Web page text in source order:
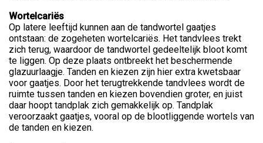
Wortelcariës
Op latere leeftijd kunnen aan de tandwortel gaatjes
ontstaan: de zogeheten wortelcariës. Het tandvlees trekt
zich terug, waardoor de tandwortel gedeeltelijk bloot komt
te liggen. Op deze plaats ontbreekt het beschermende
glazuurlaagje. Tanden en kiezen zijn hier extra kwetsbaar
voor gaatjes. Door het terugtrekkende tandvlees wordt de
ruimte tussen tanden en kiezen bovendien groter, en juist
daar hoopt tandplak zich gemakkelijk op. Tandplak
veroorzaakt gaatjes, vooral op de blootliggende wortels van
de tanden en kiezen.